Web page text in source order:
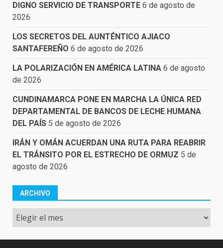
DIGNO SERVICIO DE TRANSPORTE 6 de agosto de
2026
LOS SECRETOS DEL AUNTÉNTICO AJIACO
SANTAFEREÑO 6 de agosto de 2026
LA POLARIZACIÓN EN AMÉRICA LATINA 6 de agosto
de 2026
CUNDINAMARCA PONE EN MARCHA LA ÚNICA RED
DEPARTAMENTAL DE BANCOS DE LECHE HUMANA
DEL PAÍS 5 de agosto de 2026
IRÁN Y OMÁN ACUERDAN UNA RUTA PARA REABRIR
EL TRÁNSITO POR EL ESTRECHO DE ORMUZ 5 de
agosto de 2026
ARCHIVO
Archivo